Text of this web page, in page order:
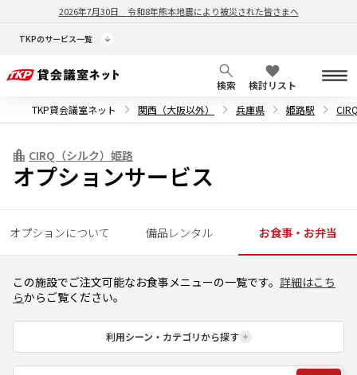
2026年7月30日 令和8年熊本地震により被災された皆さまへ
TKPのサービス一覧
検索
検討リスト
TKP貸会議室ネット
関西（大阪以外） 兵庫県 姫路駅
CIRQ（シルク）姫路
オプションサービス
オプションについて 備品レンタル お食事・お弁当
この施設でご注文可能なお食事メニューの一覧です。 詳細はこち
らからご覧ください。
利用シーン・カテゴリから探す